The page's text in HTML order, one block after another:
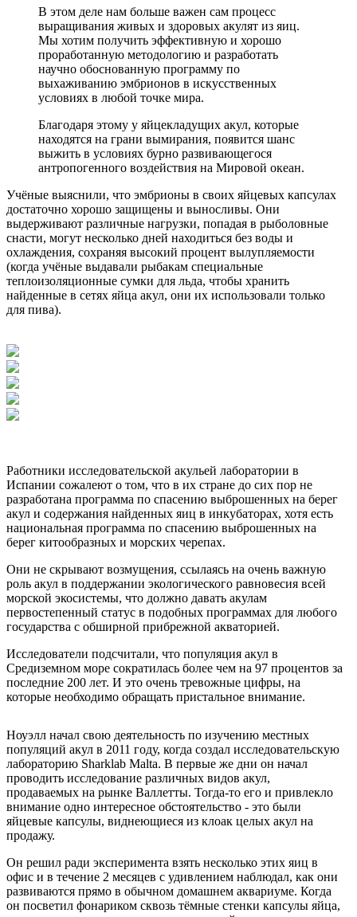
В этом деле нам больше важен сам процесс
выращивания живых и здоровых акулят из яиц.
Мы хотим получить эффективную и хорошо
проработанную методологию и разработать
научно обоснованную программу по
выхаживанию эмбрионов в искусственных
условиях в любой точке мира.
Благодаря этому у яйцекладущих акул, которые
находятся на грани вымирания, появится шанс
выжить в условиях бурно развивающегося
антропогенного воздействия на Мировой океан.
Учёные выяснили, что эмбрионы в своих яйцевых капсулах
достаточно хорошо защищены и выносливы. Они
выдерживают различные нагрузки, попадая в рыболовные
снасти, могут несколько дней находиться без воды и
охлаждения, сохраняя высокий процент вылупляемости
(когда учёные выдавали рыбакам специальные
теплоизоляционные сумки для льда, чтобы хранить
найденные в сетях яйца акул, они их использовали только
для пива).
Работники исследовательской акульей лаборатории в
Испании сожалеют о том, что в их стране до сих пор не
разработана программа по спасению выброшенных на берег
акул и содержания найденных яиц в инкубаторах, хотя есть
национальная программа по спасению выброшенных на
берег китообразных и морских черепах.
Они не скрывают возмущения, ссылаясь на очень важную
роль акул в поддержании экологического равновесия всей
морской экосистемы, что должно давать акулам
первостепенный статус в подобных программах для любого
государства с обширной прибрежной акваторией.
Исследователи подсчитали, что популяция акул в
Средиземном море сократилась более чем на 97 процентов за
последние 200 лет. И это очень тревожные цифры, на
которые необходимо обращать пристальное внимание.
Ноуэлл начал свою деятельность по изучению местных
популяций акул в 2011 году, когда создал исследовательскую
лабораторию Sharklab Malta. В первые же дни он начал
проводить исследование различных видов акул,
продаваемых на рынке Валлетты. Тогда-то его и привлекло
внимание одно интересное обстоятельство - это были
яйцевые капсулы, виднеющиеся из клоак целых акул на
продажу.
Он решил ради эксперимента взять несколько этих яиц в
офис и в течение 2 месяцев с удивлением наблюдал, как они
развиваются прямо в обычном домашнем аквариуме. Когда
он посветил фонариком сквозь тёмные стенки капсулы яйца,